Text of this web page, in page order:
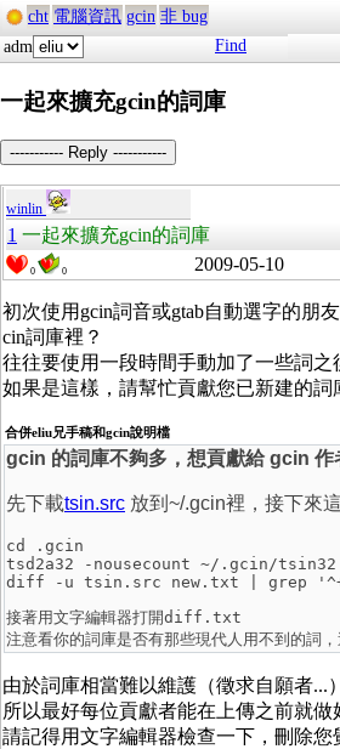
cht 電腦資訊 gcin 非 bug
adm
Find
一起來擴充gcin的詞庫
----------- Reply -----------
winlin
1 一起來擴充gcin的詞庫
0 0 2009-05-10
初次使用gcin詞音或gtab自動選字的朋
cin詞庫裡？
往往要使用一段時間手動加了一些詞之
如果是這樣，請幫忙貢獻您已新建的
合併eliu兄手稿和gcin說明檔
gcin 的詞庫不夠多，想貢獻給 gcin
先下載tsin.src 放到~/.gcin裡，接下來
cd .gcin
tsd2a32 -nousecount ~/.gcin/
接著用文字編輯器打開diff.txt
由於詞庫相當難以維護（徵求自願者...
所以最好每位貢獻者能在上傳之前就做
請記得用文字編輯器檢查一下，刪除